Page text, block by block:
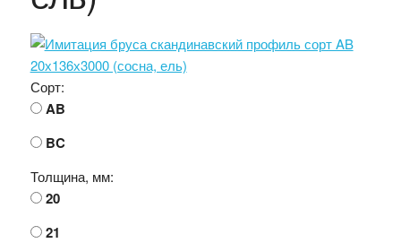
Сорт:
AB
BC
Толщина, мм:
20
21